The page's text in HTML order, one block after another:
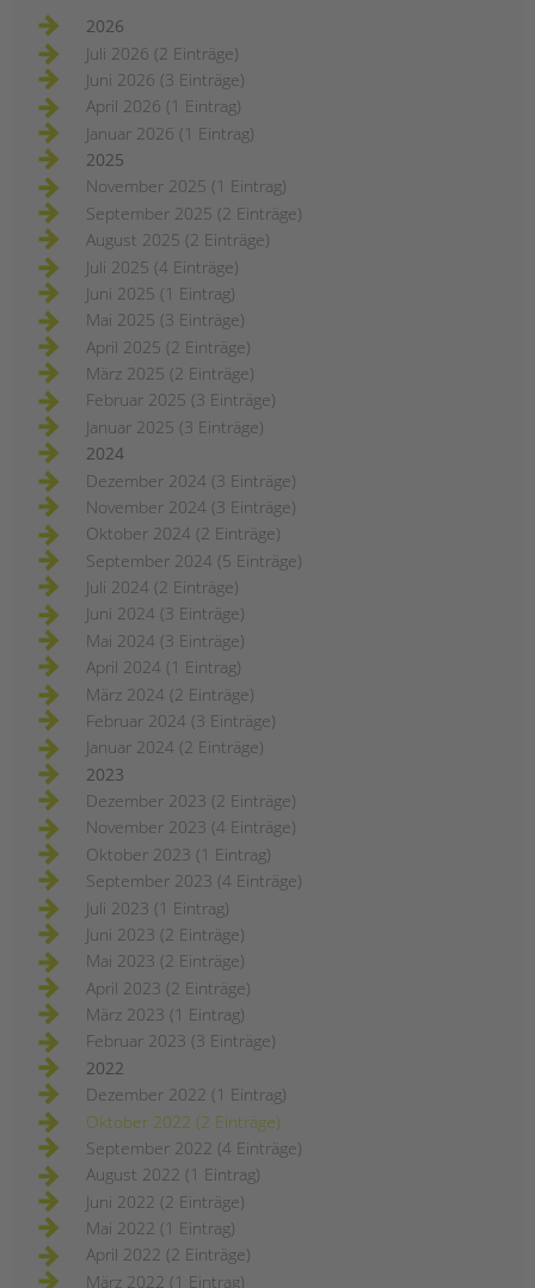
2026
Juli 2026 (2 Einträge)
Juni 2026 (3 Einträge)
April 2026 (1 Eintrag)
Januar 2026 (1 Eintrag)
2025
November 2025 (1 Eintrag)
September 2025 (2 Einträge)
August 2025 (2 Einträge)
Juli 2025 (4 Einträge)
Juni 2025 (1 Eintrag)
Mai 2025 (3 Einträge)
April 2025 (2 Einträge)
März 2025 (2 Einträge)
Februar 2025 (3 Einträge)
Januar 2025 (3 Einträge)
2024
Dezember 2024 (3 Einträge)
November 2024 (3 Einträge)
Oktober 2024 (2 Einträge)
September 2024 (5 Einträge)
Juli 2024 (2 Einträge)
Juni 2024 (3 Einträge)
Mai 2024 (3 Einträge)
April 2024 (1 Eintrag)
März 2024 (2 Einträge)
Februar 2024 (3 Einträge)
Januar 2024 (2 Einträge)
2023
Dezember 2023 (2 Einträge)
November 2023 (4 Einträge)
Oktober 2023 (1 Eintrag)
September 2023 (4 Einträge)
Juli 2023 (1 Eintrag)
Juni 2023 (2 Einträge)
Mai 2023 (2 Einträge)
April 2023 (2 Einträge)
März 2023 (1 Eintrag)
Februar 2023 (3 Einträge)
2022
Dezember 2022 (1 Eintrag)
Oktober 2022 (2 Einträge)
September 2022 (4 Einträge)
August 2022 (1 Eintrag)
Juni 2022 (2 Einträge)
Mai 2022 (1 Eintrag)
April 2022 (2 Einträge)
März 2022 (1 Eintrag)